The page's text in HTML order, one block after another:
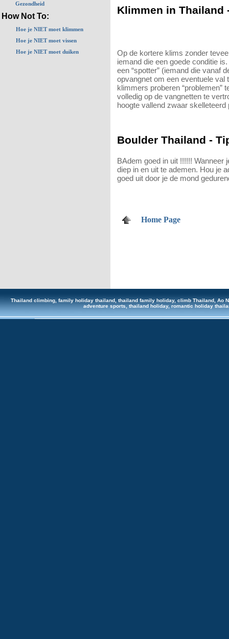
Gezondheid
How Not To:
Hoe je NIET moet klimmen
Hoe je NIET moet vissen
Hoe je NIET moet duiken
Klimmen in Thailand
Op de kortere klims zonder
iemand die een goede conditie
een “spotter” (iemand die vanaf
opvangnet om een eventuele
klimmers proberen “problemen”
volledig op de vangnetten te
hoogte vallend zwaar
Boulder Thailand -
BAdem goed in uit !!!!!! Wanneer
diep in en uit te ademen. Hou je
goed uit door je de mond
Home Page
Thailand climbing, family holiday thailand, thailand family holiday, climb Thailand, Ao
adventure sports, thailand holiday, romantic holiday